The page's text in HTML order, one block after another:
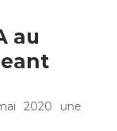
au
2020 une